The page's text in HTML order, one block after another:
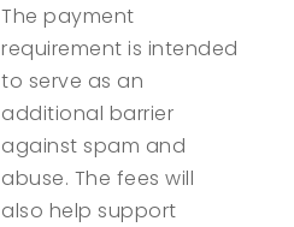
The payment
requirement is intended
to serve as an
additional barrier
against spam and
abuse. The fees will
also help support